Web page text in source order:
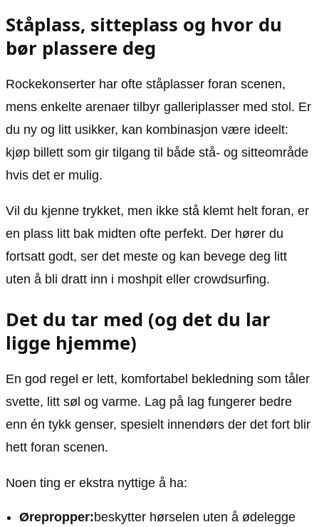
Ståplass, sitteplass og hvor du
bør plassere deg
Rockekonserter har ofte ståplasser foran scenen,
mens enkelte arenaer tilbyr galleriplasser med stol. Er
du ny og litt usikker, kan kombinasjon være ideelt:
kjøp billett som gir tilgang til både stå- og sitteområde
hvis det er mulig.
Vil du kjenne trykket, men ikke stå klemt helt foran, er
en plass litt bak midten ofte perfekt. Der hører du
fortsatt godt, ser det meste og kan bevege deg litt
uten å bli dratt inn i moshpit eller crowdsurfing.
Det du tar med (og det du lar
ligge hjemme)
En god regel er lett, komfortabel bekledning som tåler
svette, litt søl og varme. Lag på lag fungerer bedre
enn én tykk genser, spesielt innendørs der det fort blir
hett foran scenen.
Noen ting er ekstra nyttige å ha:
Ørepropper:beskytter hørselen uten å ødelegge